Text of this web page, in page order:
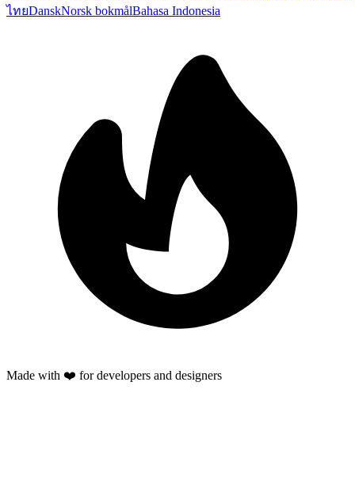
ไทยDanskNorsk bokmålBahasa Indonesia
Made with ❤️ for developers and designers